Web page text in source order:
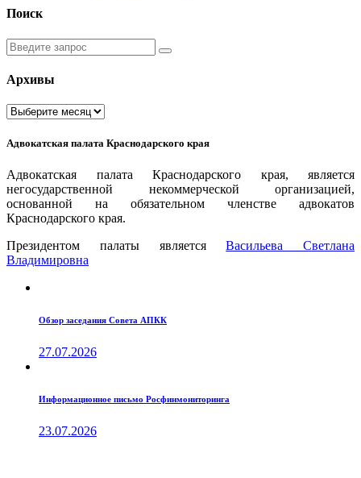
Поиск
Введите
запрос
Архивы
Архивы
Адвокатская палата Краснодарского края
Адвокатская палата Краснодарского края, является
негосударственной некоммерческой организацией,
основанной на обязательном членстве адвокатов
Краснодарского края.
Президентом палаты являетсяВаcильева Светлана
Владимировна
Обзор заседания Совета АПКК
27.07.2026
Информационное письмо Росфинмониторинга
23.07.2026